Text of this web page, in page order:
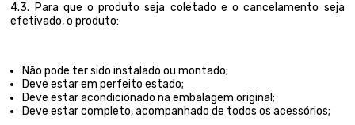
4.3. Para que o produto seja coletado e o cancelamento seja
efetivado, o produto:
Não pode ter sido instalado ou montado;
Deve estar em perfeito estado;
Deve estar acondicionado na embalagem original;
Deve estar completo, acompanhado de todos os acessórios;